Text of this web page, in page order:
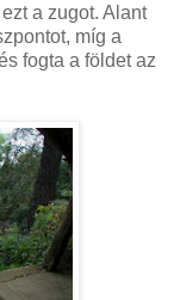
a zugot. Alant
míg a
fogta a földet az